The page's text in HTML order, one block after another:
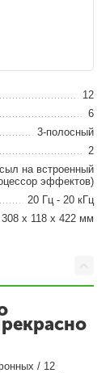
12
6
3-полосный
2
на встроенный
эффектов)
20 Гц - 20 кГц
308 x 118 x 422 мм
/ 12